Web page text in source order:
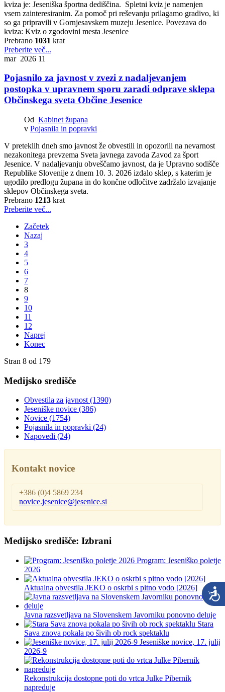
kviza je: Jeseniška športna dediščina. Spletni kviz je namenjen
vsem zainteresiranim. Za pomoč pri reševanju prilagamo gradivo, ki
so ga pripravili v Gornjesavskem muzeju Jesenice. Povezava do
kviza: Kviz o zgodovini mesta Jesenice
Prebrano 1031 krat
Preberite več...
mar 2026 11
Pojasnilo za javnost v zvezi z nadaljevanjem
postopka v upravnem sporu zaradi odprave sklepa
Občinskega sveta Občine Jesenice
Od Kabinet župana
v Pojasnila in popravki
V preteklih dneh smo javnost že obvestili in opozorili na nevarnost
nezakonitega prevzema Sveta javnega zavoda Zavod za šport
Jesenice. V nadaljevanju obveščamo javnost, da je Upravno sodišče
Republike Slovenije z dnem 10. 3. 2026 izdalo sklep, s katerim je
ugodilo predlogu župana in do končne odločitve zadržalo izvajanje
sklepov Občinskega sveta.
Prebrano 1213 krat
Preberite več...
Začetek
Nazaj
3
4
5
6
7
8
9
10
11
12
Naprej
Konec
Stran 8 od 179
Medijsko središče
Obvestila za javnost(1390)
Jeseniške novice (386)
Novice (1754)
Pojasnila in popravki (24)
Napovedi (24)
Kontakt novice
+386 (0)4 5869 234
novice.jesenice@jesenice.si
Medijsko središče: Izbrani
Program: Jeseniško poletje
2026
Aktualna obvestila JEKO o oskrbi s pitno vodo [2026]
Javna razsvetljava na Slovenskem Javorniku ponovno deluje
Stara
Sava znova pokala po šivih ob rock spektaklu
Jeseniške novice, 17. julij
2026-9
Rekonstrukcija dostopne poti do vrtca Julke Pibernik
napreduje